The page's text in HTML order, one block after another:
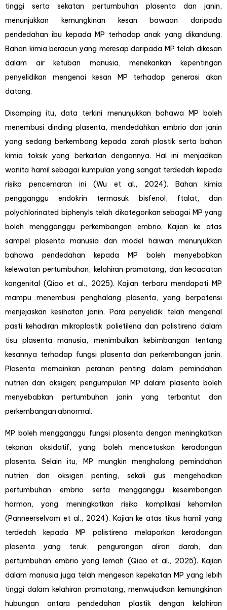
tinggi serta sekatan pertumbuhan plasenta dan janin,
menunjukkan kemungkinan kesan bawaan daripada
pendedahan ibu kepada MP terhadap anak yang dikandung.
Bahan kimia beracun yang meresap daripada MP telah dikesan
dalam air ketuban manusia, menekankan kepentingan
penyelidikan mengenai kesan MP terhadap generasi akan
datang.
Disamping itu, data terkini menunjukkan bahawa MP boleh
menembusi dinding plasenta, mendedahkan embrio dan janin
yang sedang berkembang kepada zarah plastik serta bahan
kimia toksik yang berkaitan dengannya. Hal ini menjadikan
wanita hamil sebagai kumpulan yang sangat terdedah kepada
risiko pencemaran ini (Wu et al., 2024). Bahan kimia
pengganggu endokrin termasuk bisfenol, ftalat, dan
polychlorinated biphenyls telah dikategorikan sebagai MP yang
boleh mengganggu perkembangan embrio. Kajian ke atas
sampel plasenta manusia dan model haiwan menunjukkan
bahawa pendedahan kepada MP boleh menyebabkan
kelewatan pertumbuhan, kelahiran pramatang, dan kecacatan
kongenital (Qiao et al., 2025). Kajian terbaru mendapati MP
mampu menembusi penghalang plasenta, yang berpotensi
menjejaskan kesihatan janin. Para penyelidik telah mengenal
pasti kehadiran mikroplastik polietilena dan polistirena dalam
tisu plasenta manusia, menimbulkan kebimbangan tentang
kesannya terhadap fungsi plasenta dan perkembangan janin.
Plasenta memainkan peranan penting dalam pemindahan
nutrien dan oksigen; pengumpulan MP dalam plasenta boleh
menyebabkan pertumbuhan janin yang terbantut dan
perkembangan abnormal.
MP boleh mengganggu fungsi plasenta dengan meningkatkan
tekanan oksidatif, yang boleh mencetuskan keradangan
plasenta. Selain itu, MP mungkin menghalang pemindahan
nutrien dan oksigen penting, sekali gus mengehadkan
pertumbuhan embrio serta mengganggu keseimbangan
hormon, yang meningkatkan risiko komplikasi kehamilan
(Panneerselvam et al., 2024). Kajian ke atas tikus hamil yang
terdedah kepada MP polistirena melaporkan keradangan
plasenta yang teruk, pengurangan aliran darah, dan
pertumbuhan embrio yang lemah (Qiao et al., 2025). Kajian
dalam manusia juga telah mengesan kepekatan MP yang lebih
tinggi dalam kelahiran pramatang, menwujudkan kemungkinan
hubungan antara pendedahan plastik dengan kelahiran